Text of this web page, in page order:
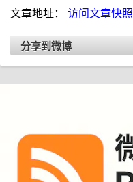
文章地址： 访问文章快照
分享到微博